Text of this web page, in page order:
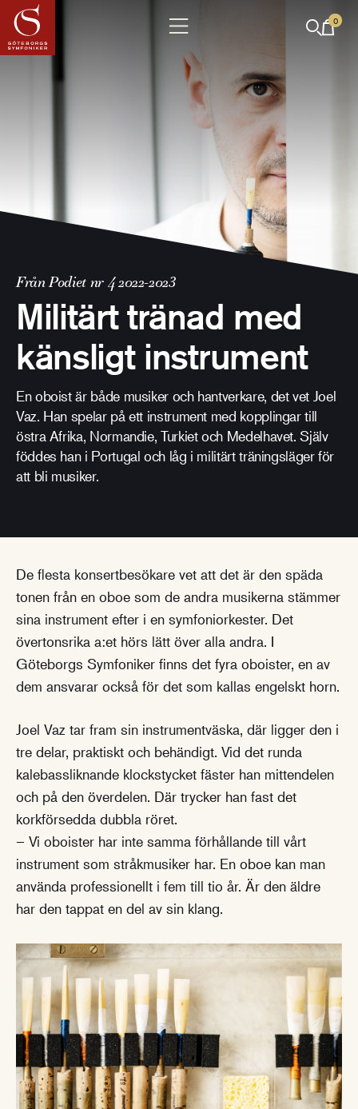
0
Från Podiet nr 4 2022-2023
Militärt tränad med
känsligt instrument
En oboist är både musiker och hantverkare, det vet Joel
Vaz. Han spelar på ett instrument med kopplingar till
östra Afrika, Normandie, Turkiet och Medelhavet. Själv
föddes han i Portugal och låg i militärt träningsläger för
att bli musiker.
De flesta konsertbesökare vet att det är den späda
tonen från en oboe som de andra musikerna stämmer
sina instrument efter i en symfoniorkester. Det
övertonsrika a:et hörs lätt över alla andra. I
Göteborgs Symfoniker finns det fyra oboister, en av
dem ansvarar också för det som kallas engelskt horn.
Joel Vaz tar fram sin instrumentväska, där ligger den i
tre delar, praktiskt och behändigt. Vid det runda
kalebassliknande klockstycket fäster han mittendelen
och på den överdelen. Där trycker han fast det
korkförsedda dubbla röret.
– Vi oboister har inte samma förhållande till vårt
instrument som stråkmusiker har. En oboe kan man
använda professionellt i fem till tio år. Är den äldre
har den tappat en del av sin klang.